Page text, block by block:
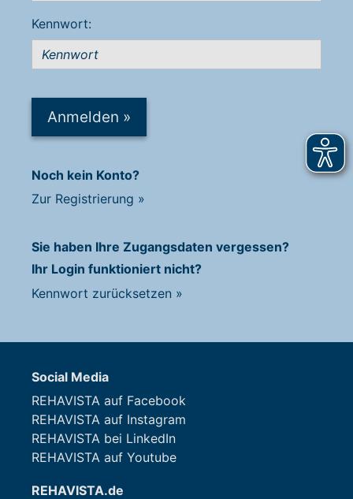
Kennwort:
Anmelden »
Noch kein Konto?
Zur Registrierung »
Sie haben Ihre Zugangsdaten vergessen?
Ihr Login funktioniert nicht?
Kennwort zurücksetzen »
Social Media
REHAVISTA auf Facebook
REHAVISTA auf Instagram
REHAVISTA bei LinkedIn
REHAVISTA auf Youtube
REHAVISTA.de